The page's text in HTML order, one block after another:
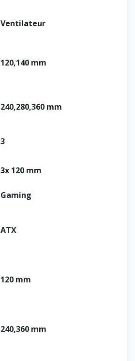
Ventilateur
120,140 mm
240,280,360 mm
3
3x 120 mm
Gaming
ATX
120 mm
240,360 mm